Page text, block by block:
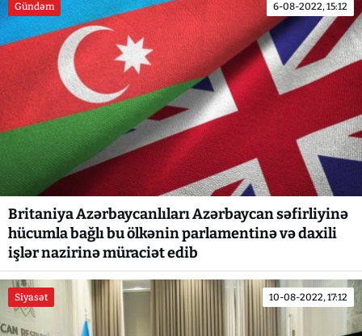
Gündəm 6-08-2022, 15:12
Britaniya Azərbaycanlıları Azərbaycan səfirliyinə
hücumla bağlı bu ölkənin parlamentinə və daxili
işlər nazirinə müraciət edib
Siyasət 10-08-2022, 17:12